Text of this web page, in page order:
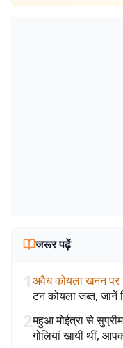
जरूर पढ़ें
1अवैध कोयला खनन पर
टन कोयला जब्त, जानें
2महुआ मोईत्रा से
गोलियां खायीं थीं,